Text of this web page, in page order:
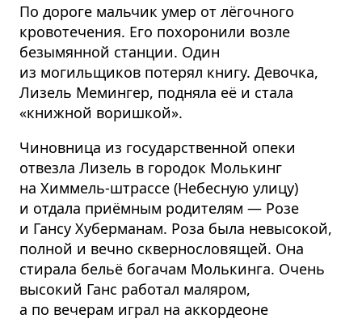
По дороге мальчик умер от лёгочного
кровотечения. Его похоронили возле
безымянной станции. Один
из могильщиков потерял книгу. Девочка,
Лизель Мемингер, подняла её и стала
«книжной воришкой».
Чиновница из государ­ственной опеки
отвезла Лизель в городок Молькинг
на Химмель-штрассе (Небесную улицу)
и отдала приёмным родителям — Розе
и Гансу Хуберманам. Роза была невысокой,
полной и вечно скверно­словящей. Она
стирала бельё богачам Молькинга. Очень
высокий Ганс работал маляром,
а по вечерам играл на аккордеоне